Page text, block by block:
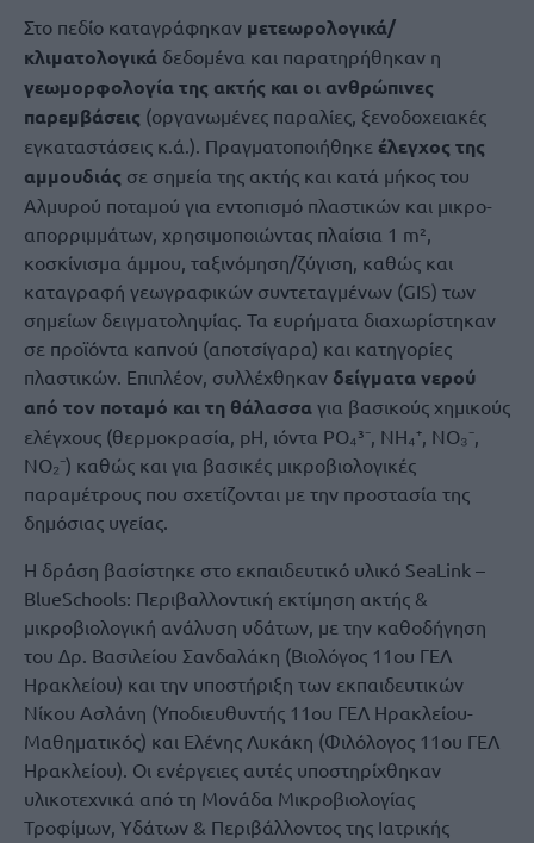
Στο πεδίο καταγράφηκαν μετεωρολογικά/
κλιματολογικά δεδομένα και παρατηρήθηκαν η
γεωμορφολογία της ακτής και οι ανθρώπινες
παρεμβάσεις (οργανωμένες παραλίες, ξενοδοχειακές
εγκαταστάσεις κ.ά.). Πραγματοποιήθηκε έλεγχος της
αμμουδιάς σε σημεία της ακτής και κατά μήκος του
Αλμυρού ποταμού για εντοπισμό πλαστικών και μικρο-
απορριμμάτων, χρησιμοποιώντας πλαίσια 1 m²,
κοσκίνισμα άμμου, ταξινόμηση/ζύγιση, καθώς και
καταγραφή γεωγραφικών συντεταγμένων (GIS) των
σημείων δειγματοληψίας. Τα ευρήματα διαχωρίστηκαν
σε προϊόντα καπνού (αποτσίγαρα) και κατηγορίες
πλαστικών. Επιπλέον, συλλέχθηκαν δείγματα νερού
από τον ποταμό και τη θάλασσα για βασικούς χημικούς
ελέγχους (θερμοκρασία, pH, ιόντα PO₄³⁻, NH₄⁺, NO₃⁻,
NO₂⁻) καθώς και για βασικές μικροβιολογικές
παραμέτρους που σχετίζονται με την προστασία της
δημόσιας υγείας.
Η δράση βασίστηκε στο εκπαιδευτικό υλικό SeaLink –
BlueSchools: Περιβαλλοντική εκτίμηση ακτής &
μικροβιολογική ανάλυση υδάτων, με την καθοδήγηση
του Δρ. Βασιλείου Σανδαλάκη (Βιολόγος 11ου ΓΕΛ
Ηρακλείου) και την υποστήριξη των εκπαιδευτικών
Νίκου Ασλάνη (Υποδιευθυντής 11ου ΓΕΛ Ηρακλείου-
Μαθηματικός) και Ελένης Λυκάκη (Φιλόλογος 11ου ΓΕΛ
Ηρακλείου). Οι ενέργειες αυτές υποστηρίχθηκαν
υλικοτεχνικά από τη Μονάδα Μικροβιολογίας
Τροφίμων, Υδάτων & Περιβάλλοντος της Ιατρικής